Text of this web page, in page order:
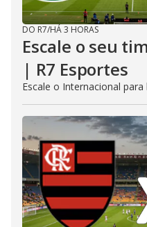
DO R7/HÁ 3 HORAS
Escale o seu
| R7 Esportes
Escale o Internacional